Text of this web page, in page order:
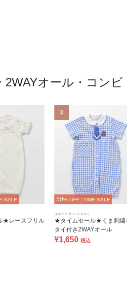
2WAYオール・コン
SALE
★レースフリル
3
50% OFF | TIME SALE
apres les cours
★タイムセール★くま刺繍
タイ付き2WAYオール
¥1,650 税込